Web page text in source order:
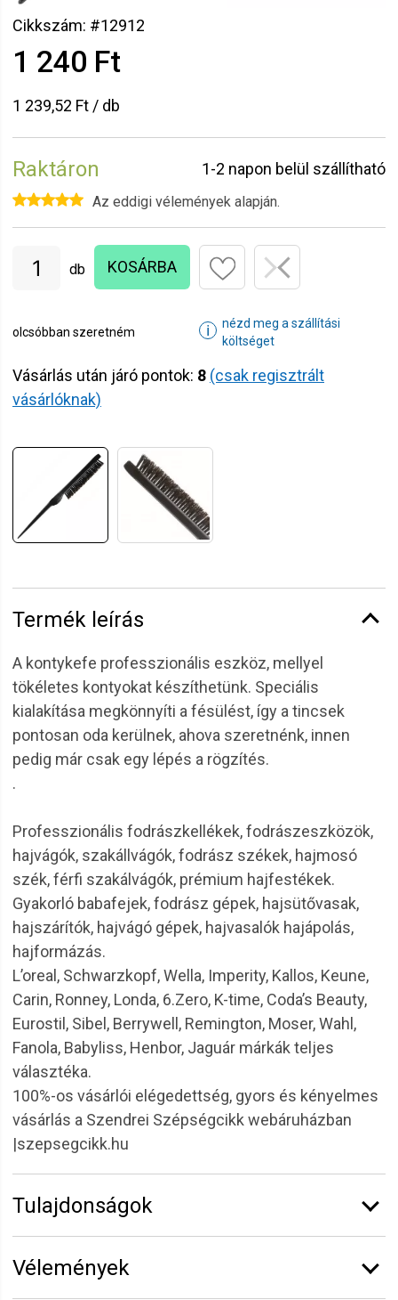
Cikkszám: #12912
1 240 Ft
1 239,52 Ft / db
Raktáron 1-2 napon belül szállítható
Az eddigi vélemények alapján.
db KOSÁRBA
olcsóbban szeretném ℹ
nézd meg a szállítási
költséget
Vásárlás után járó pontok: 8 (csak regisztrált
vásárlóknak)
Termék leírás
A kontykefe professzionális eszköz, mellyel
tökéletes kontyokat készíthetünk. Speciális
kialakítása megkönnyíti a fésülést, így a tincsek
pontosan oda kerülnek, ahova szeretnénk, innen
pedig már csak egy lépés a rögzítés.
.
Professzionális fodrászkellékek, fodrászeszközök,
hajvágók, szakállvágók, fodrász székek, hajmosó
szék, férfi szakálvágók, prémium hajfestékek.
Gyakorló babafejek, fodrász gépek, hajsütővasak,
hajszárítók, hajvágó gépek, hajvasalók hajápolás,
hajformázás.
L’oreal, Schwarzkopf, Wella, Imperity, Kallos, Keune,
Carin, Ronney, Londa, 6.Zero, K-time, Coda’s Beauty,
Eurostil, Sibel, Berrywell, Remington, Moser, Wahl,
Fanola, Babyliss, Henbor, Jaguár márkák teljes
választéka.
100%-os vásárlói elégedettség, gyors és kényelmes
vásárlás a Szendrei Szépségcikk webáruházban
|szepsegcikk.hu
Tulajdonságok
Vélemények